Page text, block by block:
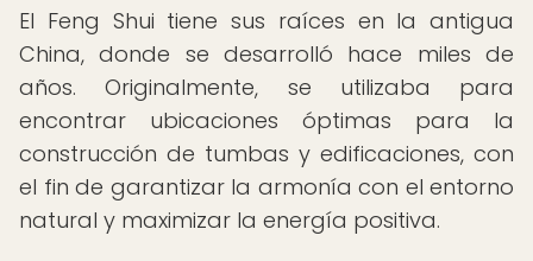
El Feng Shui tiene sus raíces en la antigua
China, donde se desarrolló hace miles de
años. Originalmente, se utilizaba para
encontrar ubicaciones óptimas para la
construcción de tumbas y edificaciones, con
el fin de garantizar la armonía con el entorno
natural y maximizar la energía positiva.